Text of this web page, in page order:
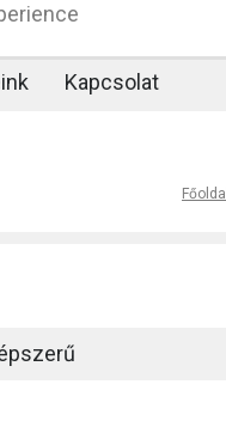
Kapcsolat
Főoldal